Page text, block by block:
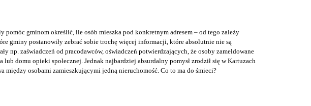
pomóc gminom określić, ile osób mieszka pod konkretnym adresem – od tego zależy
gminy postanowiły zebrać sobie trochę więcej informacji, które absolutnie nie są
np. zaświadczeń od pracodawców, oświadczeń potwierdzających, że osoby zameldowane
domu opieki społecznej. Jednak najbardziej absurdalny pomysł zrodził się w Kartuzach
osobami zamieszkującymi jedną nieruchomość. Co to ma do śmieci?